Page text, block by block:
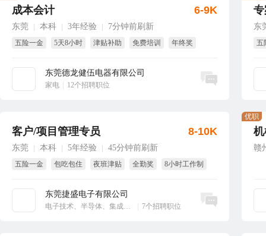
成本会计
东莞 本科 3年经验 7分钟前刷新
五险一金 5天8小时 津贴补助 免费培训
年终奖
东莞德龙健伍电器有限公司
家电 12个招聘职位
6-9K
立即沟通
东
五
客户/项目管理专员
东莞 本科 5年经验 45分钟前刷新
五险一金 包吃包住 夜班津贴 全勤奖
8小时工作制
东莞捷盛电子有限公司
电子技术、半导体、集成电路 7个招聘职位
8-10K
立即沟通
赣
优职